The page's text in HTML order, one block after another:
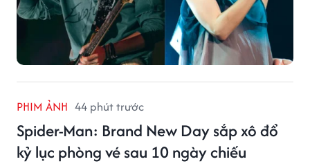
PHIM ẢNH 44 phút trước
Spider-Man: Brand New Day sắp xô đổ
kỷ lục phòng vé sau 10 ngày chiếu